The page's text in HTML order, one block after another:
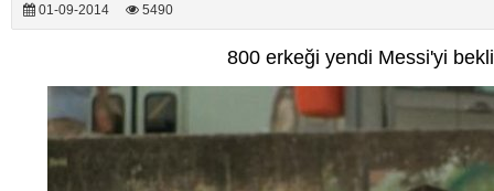
01-09-2014 5490
800 erkeği yendi Messi'yi